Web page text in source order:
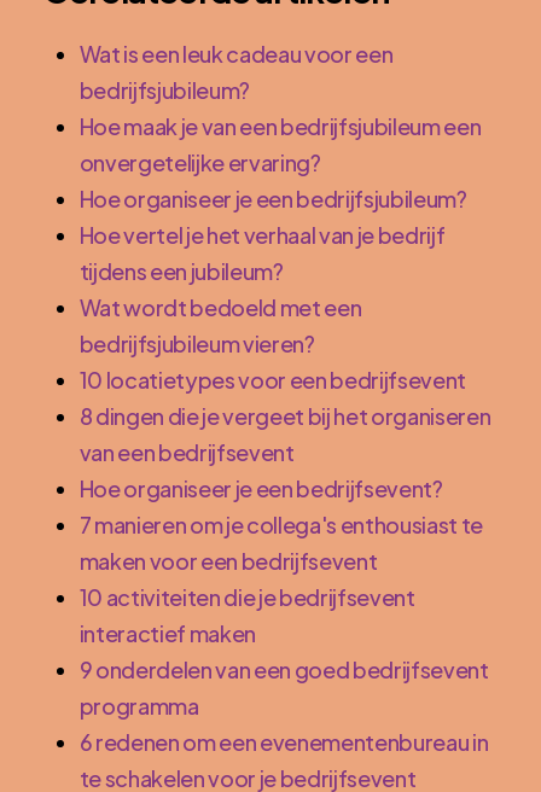
Wat is een leuk cadeau voor een
bedrijfsjubileum?
Hoe maak je van een bedrijfsjubileum een
onvergetelijke ervaring?
Hoe organiseer je een bedrijfsjubileum?
Hoe vertel je het verhaal van je bedrijf
tijdens een jubileum?
Wat wordt bedoeld met een
bedrijfsjubileum vieren?
10 locatietypes voor een bedrijfsevent
8 dingen die je vergeet bij het organiseren
van een bedrijfsevent
Hoe organiseer je een bedrijfsevent?
7 manieren om je collega's enthousiast te
maken voor een bedrijfsevent
10 activiteiten die je bedrijfsevent
interactief maken
9 onderdelen van een goed bedrijfsevent
programma
6 redenen om een evenementenbureau in
te schakelen voor je bedrijfsevent